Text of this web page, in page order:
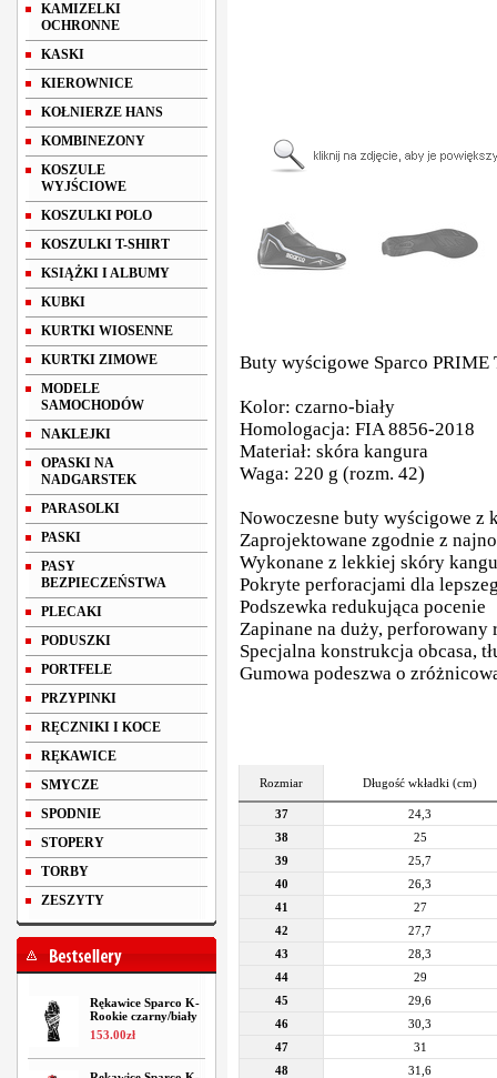
KAMIZELKI
OCHRONNE
KASKI
KIEROWNICE
KOŁNIERZE HANS
KOMBINEZONY
KOSZULE
WYJŚCIOWE
KOSZULKI POLO
KOSZULKI T-SHIRT
KSIĄŻKI I ALBUMY
KUBKI
KURTKI WIOSENNE
KURTKI ZIMOWE
MODELE
SAMOCHODÓW
NAKLEJKI
OPASKI NA
NADGARSTEK
PARASOLKI
PASKI
PASY
BEZPIECZEŃSTWA
PLECAKI
PODUSZKI
PORTFELE
PRZYPINKI
RĘCZNIKI I KOCE
RĘKAWICE
SMYCZE
SPODNIE
STOPERY
TORBY
ZESZYTY
Rękawice Sparco K-
Rookie czarny/biały
153.00zł
Buty wyścigowe Sparco PRIME
Kolor: czarno-biały
Homologacja: FIA 8856-2018
Materiał: skóra kangura
Waga: 220 g (rozm. 42)
Nowoczesne buty wyścigowe z
Zaprojektowane zgodnie z
Wykonane z lekkiej skóry
Pokryte perforacjami dla
Podszewka redukująca pocenie
Zapinane na duży, perforowany
Specjalna konstrukcja obcasa,
Gumowa podeszwa o
Rozmiar Długość wkładki (cm)
37
24,3
38
25
39
25,7
40
26,3
41
27
42
27,7
43
28,3
44
29
45
29,6
46
30,3
47
31
48
31,6